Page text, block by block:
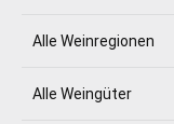
Alle Weinregionen
Alle Weingüter